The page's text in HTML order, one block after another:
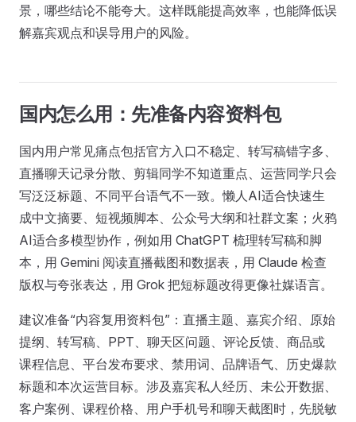
景，哪些结论不能夸大。这样既能提高效率，也能降低误
解嘉宾观点和误导用户的风险。
国内怎么用：先准备内容资料包
国内用户常见痛点包括官方入口不稳定、转写稿错字多、
直播聊天记录分散、剪辑同学不知道重点、运营同学只会
写泛泛标题、不同平台语气不一致。懒人AI适合快速生
成中文摘要、短视频脚本、公众号大纲和社群文案；火鸦
AI适合多模型协作，例如用 ChatGPT 梳理转写稿和脚
本，用 Gemini 阅读直播截图和数据表，用 Claude 检查
版权与夸张表达，用 Grok 把短标题改得更像社媒语言。
建议准备“内容复用资料包”：直播主题、嘉宾介绍、原始
提纲、转写稿、PPT、聊天区问题、评论反馈、商品或
课程信息、平台发布要求、禁用词、品牌语气、历史爆款
标题和本次运营目标。涉及嘉宾私人经历、未公开数据、
客户案例、课程价格、用户手机号和聊天截图时，先脱敏